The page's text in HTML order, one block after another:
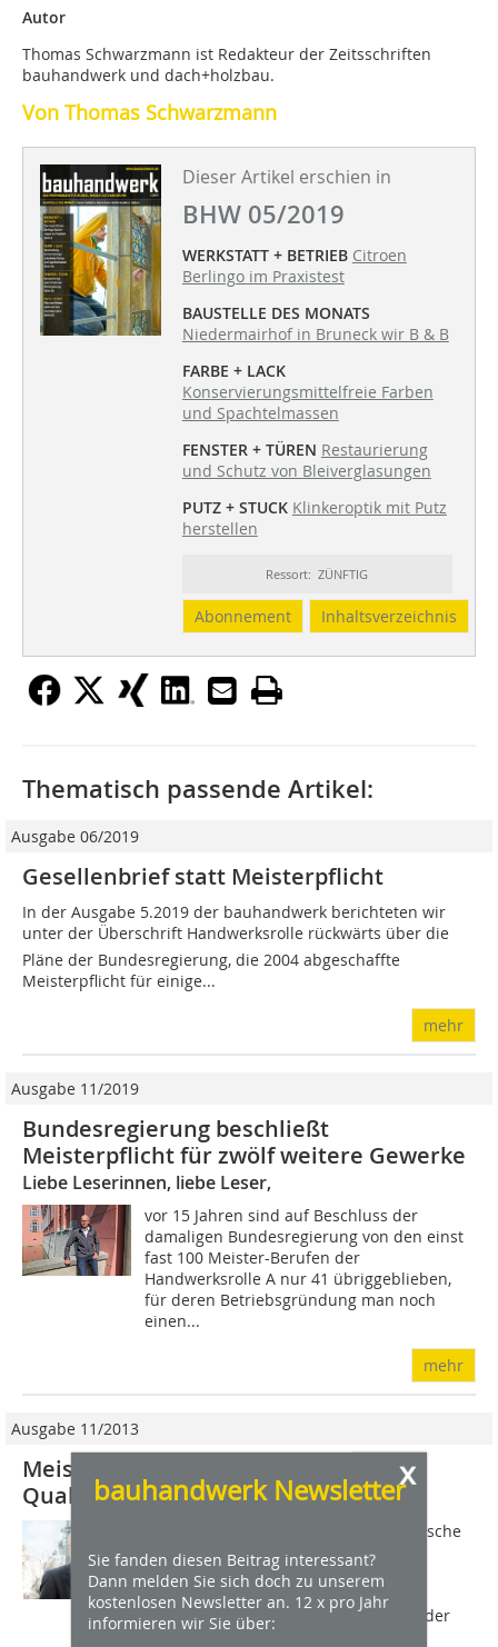
Autor
Thomas Schwarzmann ist Redakteur der Zeitsschriften
bauhandwerk und dach+holzbau.
Von Thomas Schwarzmann
Dieser Artikel erschien in
BHW 05/2019
WERKSTATT + BETRIEB Citroen
Berlingo im Praxistest
BAUSTELLE DES MONATS
Niedermairhof in Bruneck wir B & B
FARBE + LACK
Konservierungsmittelfreie Farben
und Spachtelmassen
FENSTER + TÜREN Restaurierung
und Schutz von Bleiverglasungen
PUTZ + STUCK Klinkeroptik mit Putz
herstellen
Ressort: ZÜNFTIG
Abonnement Inhaltsverzeichnis
x
bauhandwerk Newsletter
Sie fanden diesen Beitrag interessant?
Dann melden Sie sich doch zu unserem
kostenlosen Newsletter an. 12 x pro Jahr
informieren wir Sie über:
Thematisch passende Artikel:
Ausgabe 06/2019
Gesellenbrief statt Meisterpflicht
In der Ausgabe 5.2019 der bauhandwerk berichteten wir
unter der Überschrift Handwerksrolle rückwärts über die
Pläne der Bundesregierung, die 2004 abgeschaffte
Meisterpflicht für einige...
mehr
Ausgabe 11/2019
Bundesregierung beschließt
Meisterpflicht für zwölf weitere Gewerke
Liebe Leserinnen, liebe Leser,
vor 15 Jahren sind auf Beschluss der
damaligen Bundesregierung von den einst
fast 100 Meister-Berufen der
Handwerksrolle A nur 41 übriggeblieben,
für deren Betriebsgründung man noch
einen...
mehr
Ausgabe 11/2013
Meisterpflicht sichert
Qualifikationsniveau
In ihren Vorschlägen für länderspezifische
Empfehlungen im Rahmen des
europäischen Semesters hatte die
Brüsseler Kommission der
Bundesregierung geraten, stärker an der